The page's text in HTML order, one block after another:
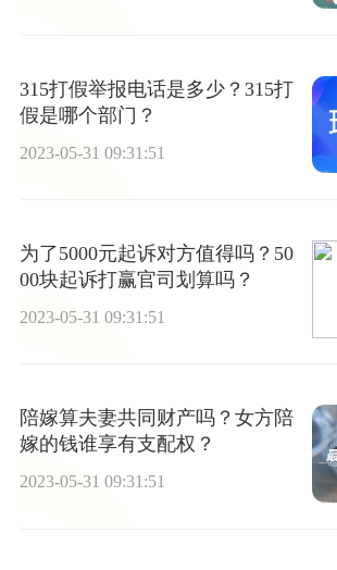
315打假举报电话是多少？315打
假是哪个部门？
2023-05-31 09:31:51
为了5000元起诉对方值得吗？50
00块起诉打赢官司划算吗？
2023-05-31 09:31:51
陪嫁算夫妻共同财产吗？女方陪
嫁的钱谁享有支配权？
2023-05-31 09:31:51